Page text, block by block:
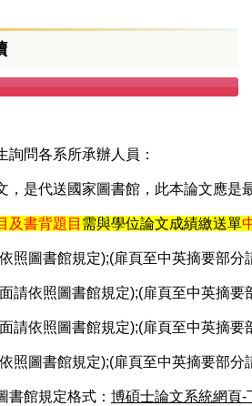
詢問各系所承辦人員：
，是代送國家圖書館，此本論文應是
及書背題目 需與學位論文成績繳送單
照圖書館規定);(扉頁至中英摘要部分
請依照圖書館規定);(扉頁至中英摘要
請依照圖書館規定);(扉頁至中英摘要
照圖書館規定);(扉頁至中英摘要部分
書館規定格式： 博碩士論文系統網頁-